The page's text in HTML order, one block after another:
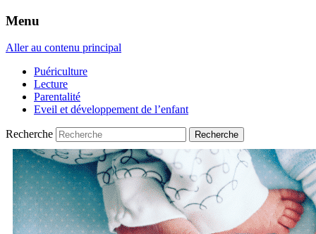
Menu
Aller au contenu principal
Puériculture
Lecture
Parentalité
Eveil et développement de l’enfant
Recherche